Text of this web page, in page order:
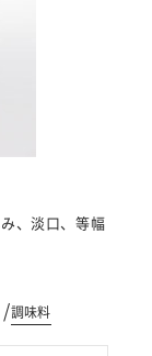
、淡口、等幅
/調味料